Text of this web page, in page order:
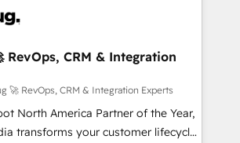
rollouts, adoption coaching. Buying
to it, or reviving a stale portal?
the work.
シーです。事業部・グループ会社・部
した全社共通基盤に再構築します。意
現場担当者に並走します。 1️⃣
用支援 顧客データの一元化から、
・自動化まで。全Hub統合運用、デー
ープ横断のCRM統合に対応します。
RevOps, CRM & Integration
🚀 RevOps, CRM & Integration Experts
North America Partner of the Year,
transforms your customer lifecycle